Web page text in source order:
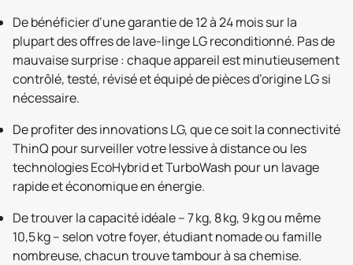
De bénéficier d’une garantie de 12 à 24 mois sur la
plupart des offres de lave-linge LG reconditionné. Pas de
mauvaise surprise : chaque appareil est minutieusement
contrôlé, testé, révisé et équipé de pièces d’origine LG si
nécessaire.
De profiter des innovations LG, que ce soit la connectivité
ThinQ pour surveiller votre lessive à distance ou les
technologies EcoHybrid et TurboWash pour un lavage
rapide et économique en énergie.
De trouver la capacité idéale – 7 kg, 8 kg, 9 kg ou même
10,5 kg – selon votre foyer, étudiant nomade ou famille
nombreuse, chacun trouve tambour à sa chemise.